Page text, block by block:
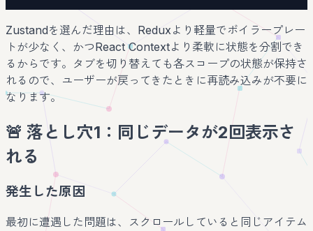
Zustandを選んだ理由は、Reduxより軽量でボイラープレー
トが少なく、かつReact Contextより柔軟に状態を分割でき
るからです。タブを切り替えても各スコープの状態が保持さ
れるので、ユーザーが戻ってきたときに再読み込みが不要に
なります。
🚨 落とし穴1：同じデータが2回表示さ
れる
発生した原因
最初に遭遇した問題は、スクロールしていると同じアイテム